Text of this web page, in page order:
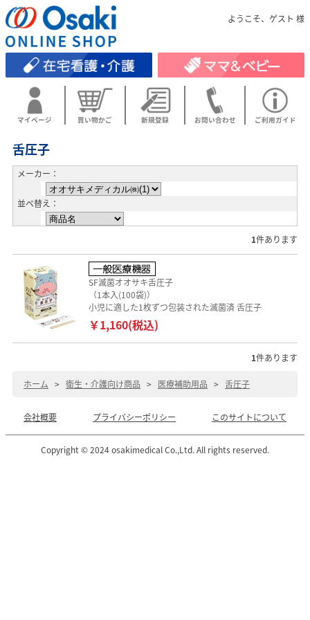
ようこそ、ゲスト 様
マイページ 買い物かご 新規登録 お問い合わせ ご利用ガイド
舌圧子
メーカー：
並べ替え：
1件あります
SF滅菌オオサキ舌圧子
（1本入(100袋)）
小児に適した1枚ずつ包装された滅菌済 舌圧子
￥1,160(税込)
1件あります
ホーム > 衛生・介護向け商品 > 医療補助用品 > 舌圧子
会社概要 プライバシーポリシー このサイトについて
Copyright © 2024 osakimedical Co.,Ltd. All rights reserved.